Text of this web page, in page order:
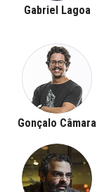
Gabriel Lagoa
Gonçalo Câmara